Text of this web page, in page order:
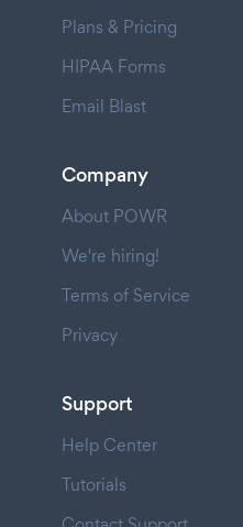
Plans & Pricing
HIPAA Forms
Email Blast
Company
About POWR
We're hiring!
Terms of Service
Privacy
Support
Help Center
Tutorials